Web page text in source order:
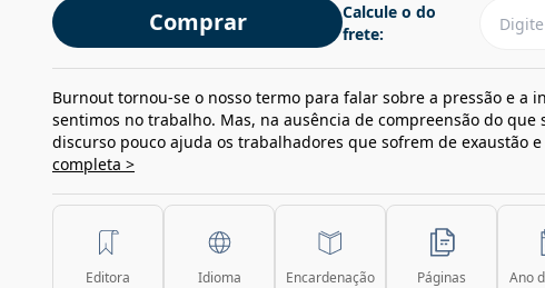
Comprar
Calcule o do
frete:
Burnout tornou-se o nosso termo para falar sobre a pressão e a
sentimos no trabalho. Mas, na ausência de compreensão do
discurso pouco ajuda os trabalhadores que sofrem de exaustão e
completa >
Editora Idioma Encardenação Páginas Ano